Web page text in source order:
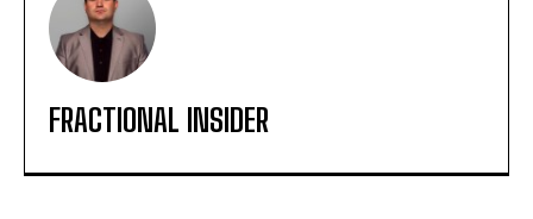
FRACTIONAL INSIDER